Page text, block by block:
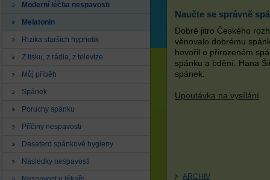
Moderní léčba nespavosti
Melatonin
Rizika starších hypnotik
Z tisku, z rádia, z televize
Můj příběh
Spánek
Poruchy spánku
Příčiny nespavosti
Desatero spánkové hygieny
Následky nespavosti
Naučte se správně
Dobré jitro Českého
věnovalo dobrému
hovořil o přirozeném
spánku a bdění. Hana
spánek.
Upoutávka na vysílání
ARCHIV